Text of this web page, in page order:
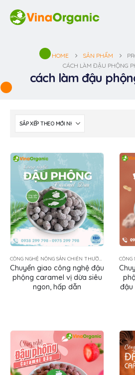
HOME SẢN PHẨM
CÁCH LÀM ĐẬU PHỘNG
cách làm đậu
CÔNG NGHỆ NÔNG SẢN CHIÊN THƯỜNG TẨM GIA VỊ
Chuyển giao công nghệ đậu
phộng caramel vị dừa siêu
ngon, hấp dẫn
đậu